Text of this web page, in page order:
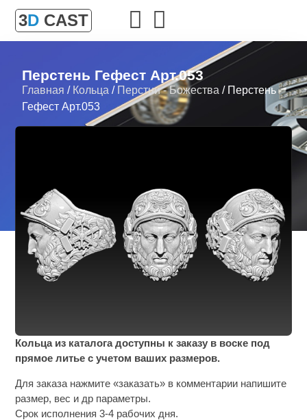
3D CAST
Перстень Гефест Арт.053
Главная / Кольца / Перстни - Божества / Перстень
Гефест Арт.053
Кольца из каталога доступны к заказу в воске под
прямое литье с учетом ваших размеров.
Для заказа нажмите «заказать» в комментарии напишите
размер, вес и др параметры.
Срок исполнения 3-4 рабочих дня.